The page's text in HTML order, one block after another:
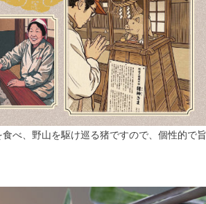
べ、野山を駆け巡る猪ですので、個性的で旨